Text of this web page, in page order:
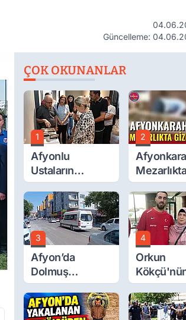
Güncelleme:
ÇOK OKUNANLAR
1
Afyonlu
Ustaların
Eserleri
Görücüye Çıktı
2
Gizemli
3
Afyon’da
Dolmuş
Ücretlerine
Yüzde 40 Zam
Talebi
4
Orkun
Günü...
Namazı